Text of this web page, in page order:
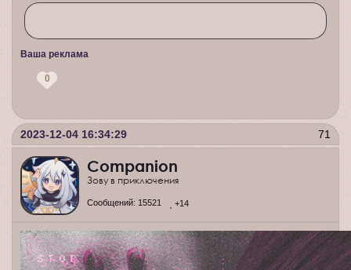
Ваша реклама
0
71
2023-12-04 16:34:29
Companion
Зову в приключения
Сообщений: 15521 +14